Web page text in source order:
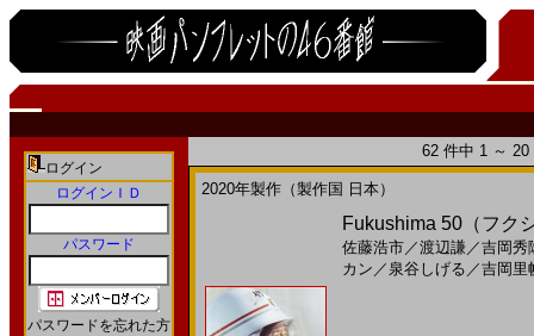
ログイン
ログインＩＤ
パスワード
パスワードを忘れた方
62 件中 1 ～
2020年製作（製作国 日本）
Fukushima 50（フク
佐藤浩市／渡辺謙／吉岡秀
カン ／ 泉谷しげる ／吉岡里